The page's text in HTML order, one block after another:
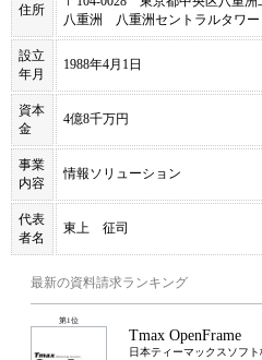
住所
八重洲 八重洲セントラルタワー
設立
年月
1988年4月1日
資本
金
4億8千万円
事業
内容
情報ソリューション
代表
者名
東上 征司
最新の資料請求ランキング
第1位
Tmax OpenFrame
日本ティーマックスソフ